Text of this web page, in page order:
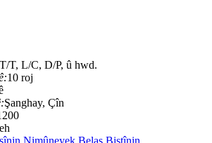
T/T, L/C, D/P, û hwd.
10 roj
Şanghay, Çîn
Nimûneyek Belaş Bistînin